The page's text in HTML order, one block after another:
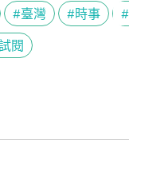
#臺灣 #時事
#
閱